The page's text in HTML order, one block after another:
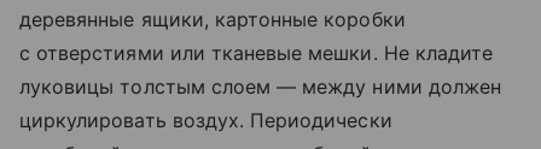
деревянные ящики, картонные коробки
с отверстиями или тканевые мешки. Не кладите
луковицы толстым слоем — между ними должен
циркулировать воздух. Периодически